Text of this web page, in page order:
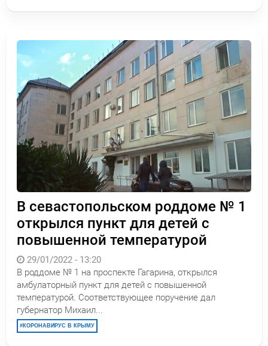
В севастопольском роддоме № 1
открылся пункт для детей с
повышенной температурой
29/01/2022 - 13:20
В роддоме № 1 на проспекте Гагарина, открылся
амбулаторный пункт для детей с повышенной
температурой. Соответствующее поручение дал
губернатор Михаил...
КОРОНАВИРУС В КРЫМУ